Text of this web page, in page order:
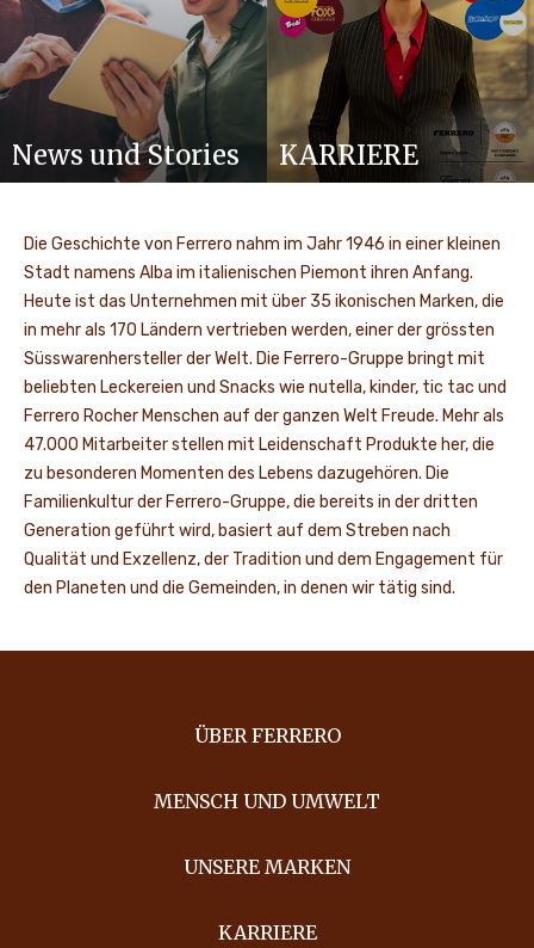
News und Stories KARRIERE
Die Geschichte von Ferrero nahm im Jahr 1946 in einer kleinen
Stadt namens Alba im italienischen Piemont ihren Anfang.
Heute ist das Unternehmen mit über 35 ikonischen Marken, die
in mehr als 170 Ländern vertrieben werden, einer der grössten
Süsswarenhersteller der Welt. Die Ferrero-Gruppe bringt mit
beliebten Leckereien und Snacks wie nutella, kinder, tic tac und
Ferrero Rocher Menschen auf der ganzen Welt Freude. Mehr als
47.000 Mitarbeiter stellen mit Leidenschaft Produkte her, die
zu besonderen Momenten des Lebens dazugehören. Die
Familienkultur der Ferrero-Gruppe, die bereits in der dritten
Generation geführt wird, basiert auf dem Streben nach
Qualität und Exzellenz, der Tradition und dem Engagement für
den Planeten und die Gemeinden, in denen wir tätig sind.
ÜBER FERRERO
MENSCH UND UMWELT
UNSERE MARKEN
KARRIERE